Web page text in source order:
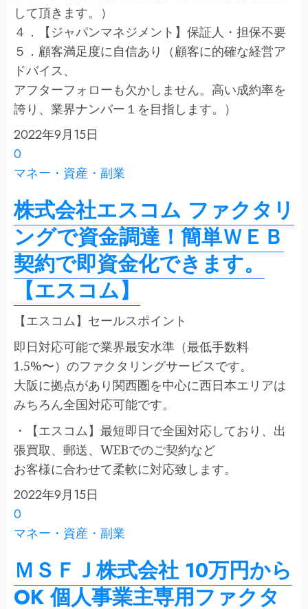
して頂きます。）
４．【ジャパンマネジメント】保証人・担保不要
５．顧客満足度に自信あり（顧客に的確な経営ア
ドバイス、
アフターフォローも欠かしません。高い成約率を
誇り、業界ナンバー１を目指します。）
2022年9月15日
0
マネー・資産・副業
株式会社エスコム ファクタリ
ングで資金調達！簡単ＷＥＢ
契約で即資金化できます。
【エスコム】
【エスコム】セールスポイント
即日対応可能で業界最安水準（最低手数料
1.5%〜）のファクタリングサービスです。
大阪に拠点があり関西圏を中心に西日本エリアは
みちろん全国対応可能です。
・【エスコム】最短即日で全国対応しており、出
張買取、郵送、WEBでのご契約など
お客様に合わせて柔軟に対応致します。
2022年9月15日
0
マネー・資産・副業
ＭＳＦＪ株式会社 10万円から
OK 個人事業主専用ファクタ